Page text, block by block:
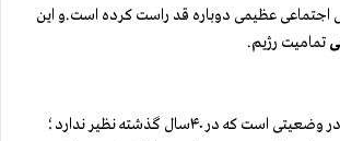
اجتماعی عظیمی دوباره قد راست کرده است.و این
تمامیت رژیم.
امروز رژیم ولایت فقیه در وضعیتی است که در ۴۰سال گذشته نظیر ندارد؛